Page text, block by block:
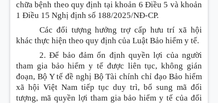
chữa bệnh theo quy định tại khoản 6 Điều 5 và khoản
1 Điều 15 Nghị định số 188/2025/NĐ-CP.
Các đối tượng hưởng trợ cấp hưu trí xã hội
khác thực hiện theo quy định của Luật Bảo hiểm y tế.
2. Để bảo đảm ổn định quyền lợi của người
tham gia bảo hiểm y tế được liên tục, không gián
đoạn, Bộ Y tế đề nghị Bộ Tài chính chỉ đạo Bảo hiểm
xã hội Việt Nam tiếp tục duy trì, bổ sung mã đối
tượng, mã quyền lợi tham gia bảo hiểm y tế của đối